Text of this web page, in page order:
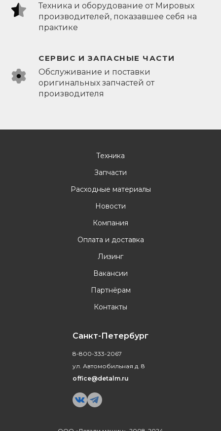
Техника и оборудование от Мировых
производителей, показавшее себя на
практике
СЕРВИС И ЗАПАСНЫЕ ЧАСТИ
Обслуживание и поставки
оригинальных запчастей от
производителя
Техника
Запчасти
Расходные материалы
Новости
Компания
Оплата и доставка
Лизинг
Вакансии
Партнёрам
Контакты
Санкт-Петербург
8-800-333-2067
ул. Автомобильная д. 8
office@detalm.ru